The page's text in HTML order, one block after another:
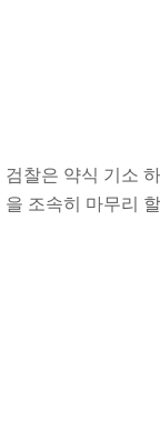
검찰은 약식 기소
을 조속히 마무리